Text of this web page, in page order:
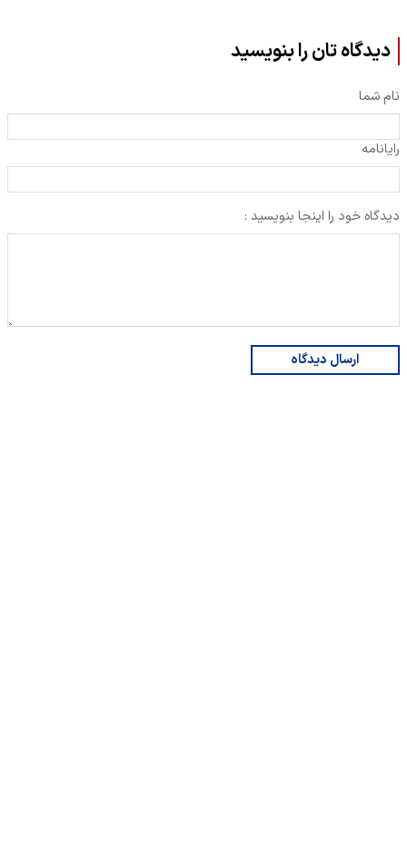
دیدگاه تان را بنویسید
نام شما
رایانامه
دیدگاه خود را اینجا بنویسید :
ارسال دیدگاه